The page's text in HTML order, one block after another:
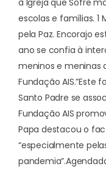
escolas e famílias. 1
pela Paz. Encorajo
ano se confia à
meninos e meninas
Fundação AIS.”Este
Santo Padre se
Fundação AIS
Papa destacou o
“especialmente
pandemia”.